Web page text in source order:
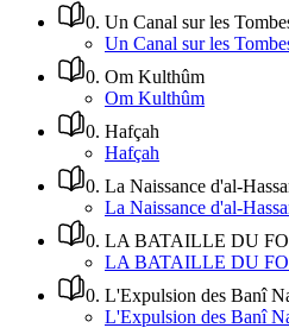
0. Un Canal sur les
Un Canal sur les
0. Om Kulthûm
Om Kulthûm
0. Hafçah
Hafçah
0. La Naissance d'al-
La Naissance d'al-
0. LA BATAILLE DU
LA BATAILLE DU
0. L'Expulsion des Banî
L'Expulsion des Banî